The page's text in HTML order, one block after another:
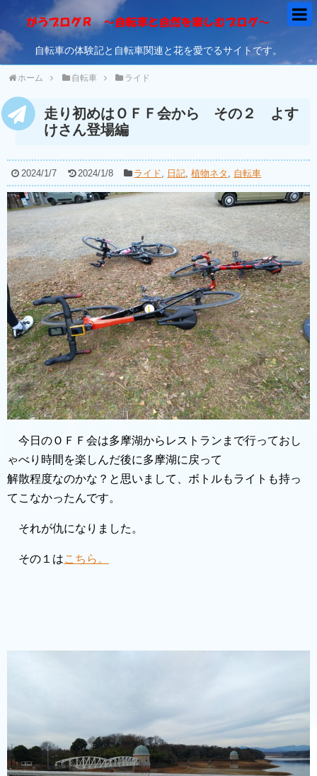
自転車の体験記と自転車関連と花を愛でるサイトです。
ホーム 自転車 ライド
走り初めはＯＦＦ会から その２ よす
けさん登場編
2024/1/7 2024/1/8 ライド, 日記,植物ネタ , 自転車
今日のＯＦＦ会は多摩湖からレストランまで行っておし
ゃべり時間を楽しんだ後に多摩湖に戻って
解散程度なのかな？と思いまして、ボトルもライトも持っ
てこなかったんです。
それが仇になりました。
その１はこちら。